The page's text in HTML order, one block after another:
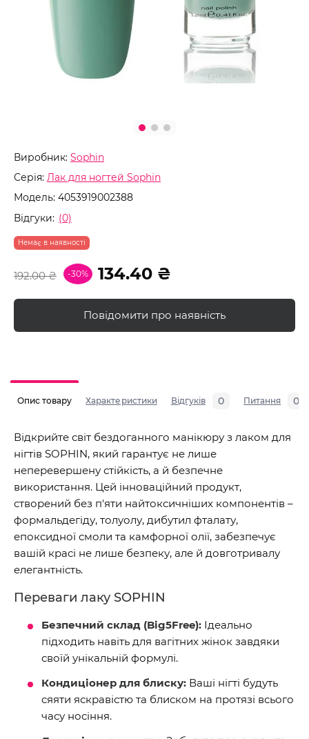
Виробник: Sophin
Серія: Лак для ногтей Sophin
Модель: 4053919002388
Відгуки: (0)
Немає в наявності
192.00 ₴ -30% 134.40 ₴
Повідомити про наявність
Опис товару Характеристики Відгуків 0 Питання 0
Відкрийте світ бездоганного манікюру з лаком для
нігтів SOPHIN, який гарантує не лише
неперевершену стійкість, а й безпечне
використання. Цей інноваційний продукт,
створений без п'яти найтоксичніших компонентів –
формальдегіду, толуолу, дибутил фталату,
епоксидної смоли та камфорної олії, забезпечує
вашій красі не лише безпеку, але й довготривалу
елегантність.
Переваги лаку SOPHIN
Безпечний склад (Big5Free): Ідеально
підходить навіть для вагітних жінок завдяки
своїй унікальній формулі.
Кондиціонер для блиску: Ваші нігті будуть
сяяти яскравістю та блиском на протязі всього
часу носіння.